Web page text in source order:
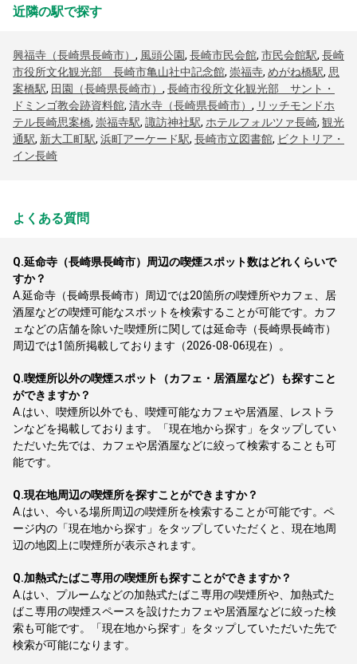
近隣の駅で探す
興福寺（長崎県長崎市） , 風頭公園, 長崎市民会館, 市民会館駅, 長崎
市役所文化観光部 長崎市亀山社中記念館, 崇福寺, めがね橋駅, 思
案橋駅, 田園（長崎県長崎市） , 長崎市役所文化観光部 サント・
ドミンゴ教会跡資料館, 清水寺（長崎県長崎市） , リッチモンドホ
テル長崎思案橋, 崇福寺駅, 諏訪神社駅, ホテルフォルツァ長崎, 観光
通駅, 新大工町駅, 浜町アーケード駅, 長崎市立図書館, ビクトリア・
イン長崎
よくある質問
Q.延命寺（長崎県長崎市）周辺の喫煙スポット数はどれくらいで
すか？
A.延命寺（長崎県長崎市）周辺では20箇所の喫煙所やカフェ、居
酒屋などの喫煙可能なスポットを検索することが可能です。カフ
ェなどの店舗を除いた喫煙所に関しては延命寺（長崎県長崎市）
周辺では1箇所掲載しております（2026-08-06現在）。
Q.喫煙所以外の喫煙スポット（カフェ・居酒屋など）も探すこと
ができますか？
A. はい、喫煙所以外でも、喫煙可能なカフェや居酒屋、レストラ
ンなどを掲載しております。「現在地から探す」をタップしてい
ただいた先では、カフェや居酒屋などに絞って検索することも可
能です。
Q.現在地周辺の喫煙所を探すことができますか？
A. はい、今いる場所周辺の喫煙所を検索することが可能です。ペ
ージ内の「現在地から探す」をタップしていただくと、現在地周
辺の地図上に喫煙所が表示されます。
Q.加熱式たばこ専用の喫煙所も探すことができますか？
A. はい、プルームなどの加熱式たばこ専用の喫煙所や、加熱式た
ばこ専用の喫煙スペースを設けたカフェや居酒屋などに絞った検
索も可能です。「現在地から探す」をタップしていただいた先で
検索が可能になります。